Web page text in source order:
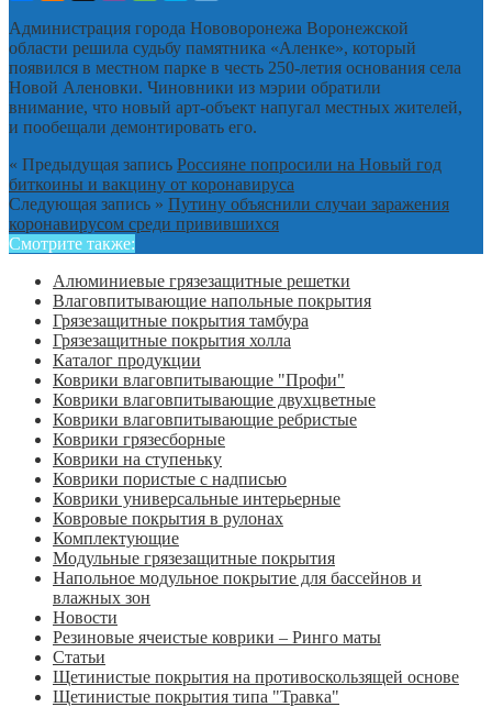
Администрация города Нововоронежа Воронежской
области решила судьбу памятника «Аленке», который
появился в местном парке в честь 250-летия основания села
Новой Аленовки. Чиновники из мэрии обратили
внимание, что новый арт-объект напугал местных жителей,
и пообещали демонтировать его.
« Предыдущая запись Россияне попросили на Новый год
биткоины и вакцину от коронавируса
Следующая запись » Путину объяснили случаи заражения
коронавирусом среди привившихся
Смотрите также:
Алюминиевые грязезащитные решетки
Влаговпитывающие напольные покрытия
Грязезащитные покрытия тамбура
Грязезащитные покрытия холла
Каталог продукции
Коврики влаговпитывающие "Профи"
Коврики влаговпитывающие двухцветные
Коврики влаговпитывающие ребристые
Коврики грязесборные
Коврики на ступеньку
Коврики пористые с надписью
Коврики универсальные интерьерные
Ковровые покрытия в рулонах
Комплектующие
Модульные грязезащитные покрытия
Напольное модульное покрытие для бассейнов и
влажных зон
Новости
Резиновые ячеистые коврики – Ринго маты
Статьи
Щетинистые покрытия на противоскользящей основе
Щетинистые покрытия типа "Травка"